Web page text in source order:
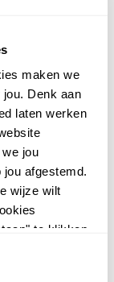
maken we
Denk aan
laten werken
jou
afgestemd.
wijze wilt
te klikken.